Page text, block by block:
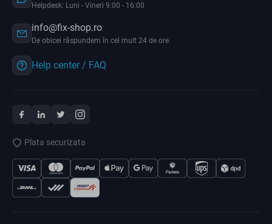
Helpdesk: Luni - Vineri 9:00 - 16:00
info@fix-shop.ro
De obicei răspundem în cel mult 24 de ore.
Help center / FAQ
Plata securizata